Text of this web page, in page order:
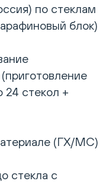
по стеклам
блок)
24 стекол +
(ГХ/МС)
стекла с